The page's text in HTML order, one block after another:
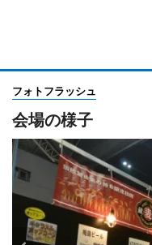
フォトフラッシュ
会場の様子